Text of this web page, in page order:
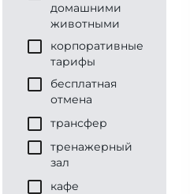
домашними
животными
корпоративные
тарифы
бесплатная
отмена
трансфер
тренажерный
зал
кафе